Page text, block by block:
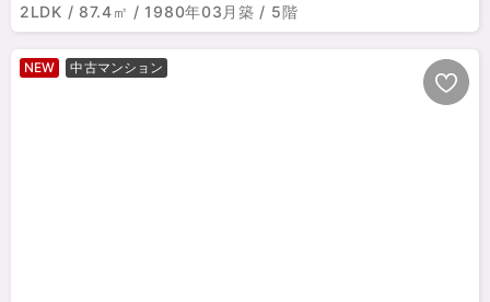
2LDK / 87.4㎡ / 1980年03月築 / 5階
NEW 中古マンション